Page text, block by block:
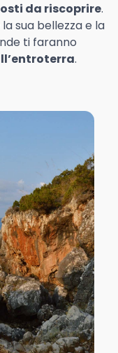
da riscoprire.
sua bellezza e la
ti faranno
.